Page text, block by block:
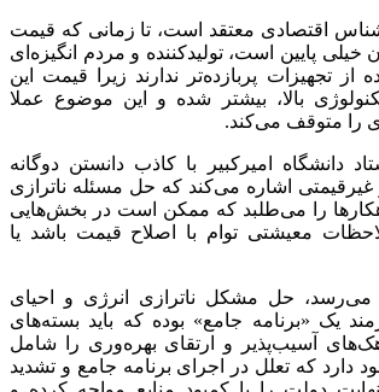
اقتصادی معتقد است، تا زمانی که قیمت
خیلی پایین است، تولیدکننده و مردم انگیزه‌ای
از تجهیزات پربازده‌تر ندارند زیرا قیمت این
بالا، بیشتر شده و این موضوع عملا
را متوقف می‌کند.
دانشگاه امیرکبیر با کاذب دانستن دوگانه
غیرقیمتی اشاره می‌کند که حل مسئله ناترازی
را می‌طلبد که ممکن است در بخش‌هایی
معیشتی توام با اصلاح قیمت باشد یا
حل مشکل ناترازی انرژی و احیای
یک «برنامه جامع» بوده که باید بسته‌های
آسیب‌پذیر و ارتقای بهره‌وری را شامل
دارد که تعلل در اجرای برنامه جامع و تشدید